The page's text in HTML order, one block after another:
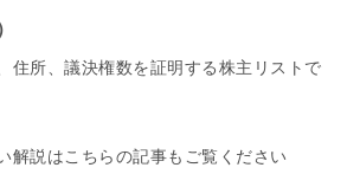
住所、議決権数を証明する株主リストで
解説はこちらの記事もご覧ください